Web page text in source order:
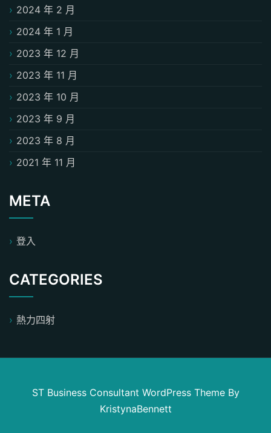
2024 年 2 月
2024 年 1 月
2023 年 12 月
2023 年 11 月
2023 年 10 月
2023 年 9 月
2023 年 8 月
2021 年 11 月
META
登入
CATEGORIES
熱力四射
ST Business Consultant WordPress Theme By
KristynaBennett